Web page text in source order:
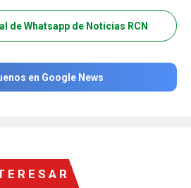
de Whatsapp de Noticias RCN
en Google News